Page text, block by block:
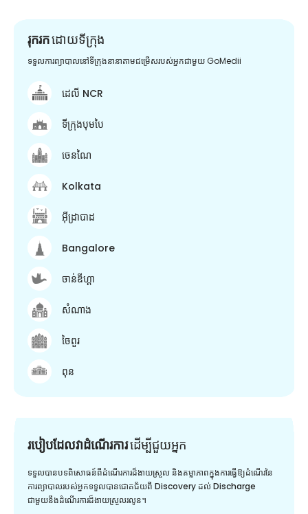
រុករកដោយទីក្រុង
ទទួលការព្យាបាលនៅទីក្រុងនានាតាមជម្រើសរបស់អ្នកជាមួយ GoMedii
ដេលី NCR
ទីក្រុងបុមបៃ
ចេនណៃ
Kolkata
អ៊ីដ្រាបាដ
Bangalore
ចាន់ឌីហ្គា
សំណាង
ចៃពួរ
ពុន
របៀបដែលវាដំណើរការដើម្បី​ជួយ​អ្នក
ទទួលបានបទពិសោធន៍ពីដំណើរការដ៏ងាយស្រួល និងតម្លាភាពក្នុងការធ្វើឱ្យដំណើរនៃ
ការព្យាបាលរបស់អ្នកទទួលបានជោគជ័យពី Discovery ដល់ Discharge
ជាមួយនឹងដំណើរការដ៏ងាយស្រួលរលូន។